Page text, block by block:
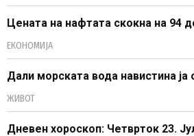
Цената на нафтата скокна на 94
ЕКОНОМИЈА
Дали морската вода навистина ја
ЖИВОТ
Дневен хороскоп: Четврток 23.